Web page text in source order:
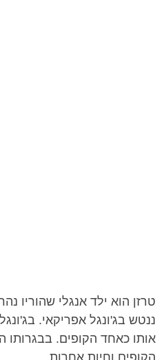
טרזן הוא ילד אנגלי שהוריו
ננטש בג'ונגל אפריקאי.
אותו כאחד הקופים. בבגרותו